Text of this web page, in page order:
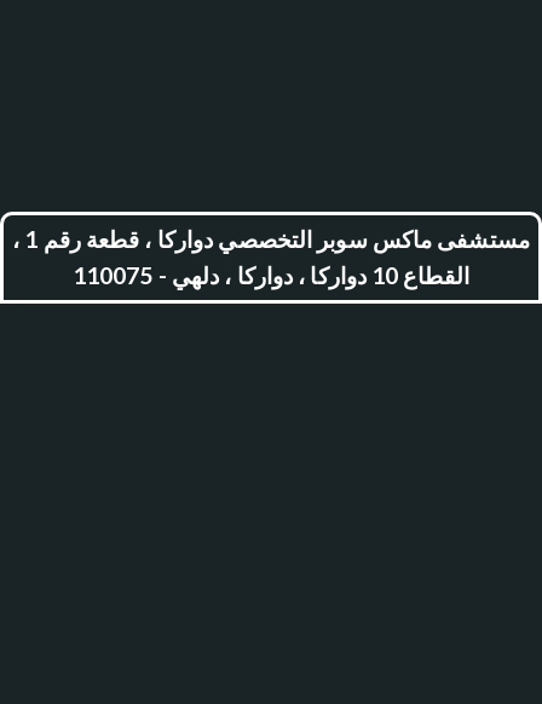
مستشفى ماكس سوبر التخصصي دواركا ، قطعة رقم 1 ،
القطاع 10 دواركا ، دواركا ، دلهي - 110075